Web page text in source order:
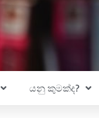
යනු කුමක්ද?